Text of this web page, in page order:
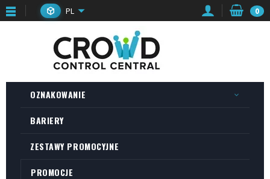
PL 0
OZNAKOWANIE
BARIERY
ZESTAWY PROMOCYJNE
PROMOCJE